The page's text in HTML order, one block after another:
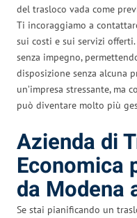
del trasloco vada come
Ti incoraggiamo a
sui costi e sui servizi
senza impegno,
disposizione senza alcuna
un’impresa stressante, ma
può diventare molto più
Azienda di
Economica
da Modena
Se stai pianificando un